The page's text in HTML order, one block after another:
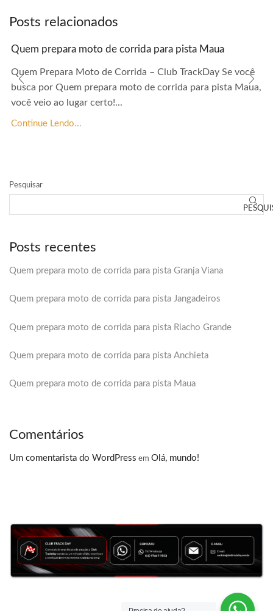
Posts relacionados
Quem prepara moto de corrida para pista Maua
Quem Prepara Moto de Corrida – Club TrackDay Se você
busca por Quem prepara moto de corrida para pista Maua,
você veio ao lugar certo!...
Continue Lendo...
Pesquisar
Posts recentes
Quem prepara moto de corrida para pista Granja Viana
Quem prepara moto de corrida para pista Jangadeiros
Quem prepara moto de corrida para pista Riacho Grande
Quem prepara moto de corrida para pista Anchieta
Quem prepara moto de corrida para pista Maua
Comentários
Um comentarista do WordPress em Olá, mundo!